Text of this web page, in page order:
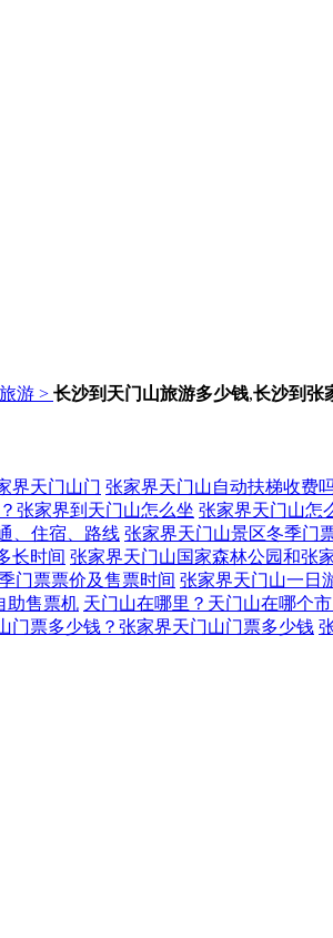
游 > 长沙到天门山旅游多少钱,长沙到张
界天门山门 张家界天门山自动扶梯收费
张家界到天门山怎么坐 张家界天门山怎
、住宿、路线 张家界天门山景区冬季门
长时间 张家界天门山国家森林公园和张
门票票价及售票时间 张家界天门山一日
助售票机 天门山在哪里？天门山在哪个
门票多少钱？张家界天门山门票多少钱